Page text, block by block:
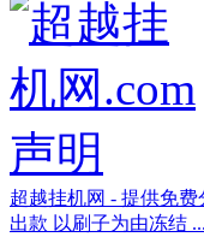
超越挂机网 - 提供免
出款 以刷子为由冻结 ...